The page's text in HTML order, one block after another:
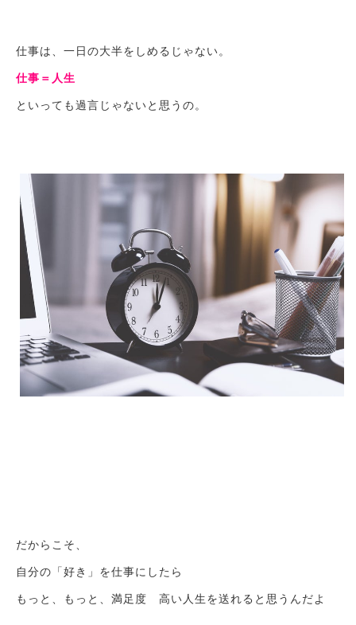
仕事は、一日の大半をしめるじゃない。
仕事＝人生
といっても過言じゃないと思うの。
だからこそ、
自分の「好き」を仕事にしたら
もっと、もっと、満足度 高い人生を送れると思うんだよ